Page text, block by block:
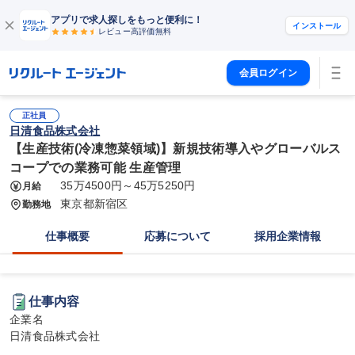
アプリで求人探しをもっと便利に！
レビュー高評価無料
インストール
会員ログイン
正社員
日清食品株式会社
【生産技術(冷凍惣菜領域)】新規技術導入やグローバルス
コープでの業務可能 生産管理
月給 35万4500円～45万5250円
勤務地 東京都新宿区
仕事概要 応募について 採用企業情報
仕事内容
企業名
日清食品株式会社